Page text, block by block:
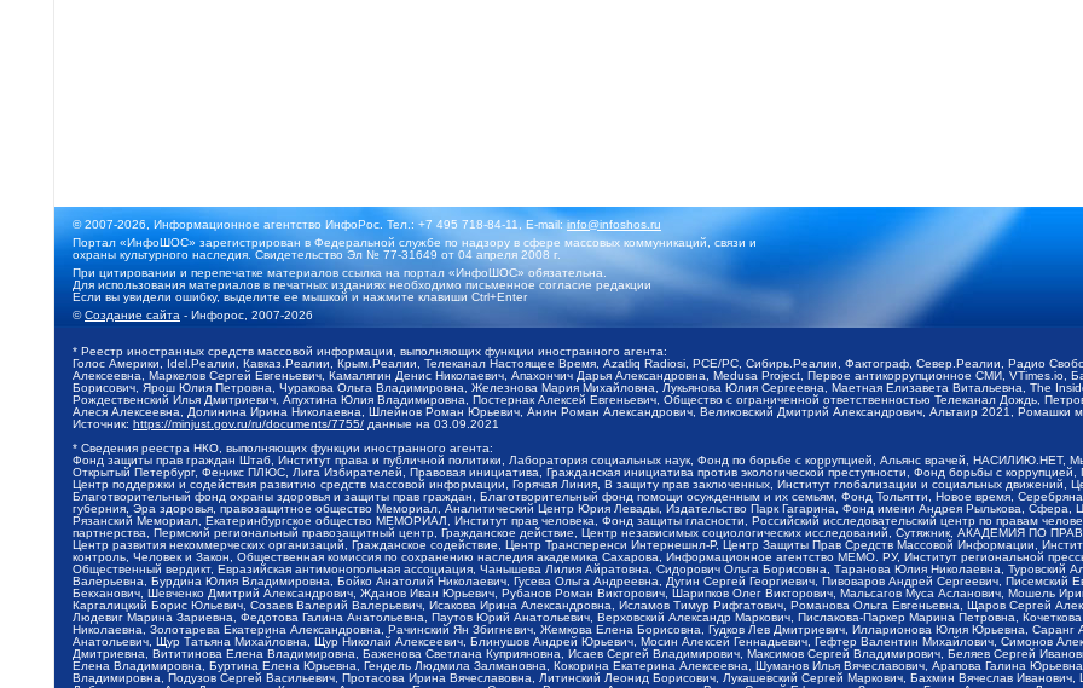
© 2007-2026, Информационное агентство ИнфоРос. Тел.: +7 495 718-84-11, E-mail:info@infoshos.ru
Портал «ИнфоШОС» зарегистрирован в Федеральной службе по надзору в сфере массовых коммуникаций, связи и
охраны культурного наследия. Свидетельство Эл № 77-31649 от 04 апреля 2008 г.
При цитировании и перепечатке материалов ссылка на портал «ИнфоШОС» обязательна.
Для использования материалов в печатных изданиях необходимо письменное согласие редакции
Если вы увидели ошибку, выделите ее мышкой и нажмите клавиши Ctrl+Enter
©Создание сайта - Инфорос, 2007-2026
* Реестр иностранных средств массовой информации, выполняющих функции иностранного агента:
Голос Америки, Idel.Реалии, Кавказ.Реалии, Крым.Реалии, Телеканал Настоящее Время, Azatliq Radiosi, PCE/PC, Сибирь.Реалии, Фактограф, Север.Реалии, Радио
Алексеевна, Маркелов Сергей Евгеньевич, Камалягин Денис Николаевич, Апахончич Дарья Александровна, Medusa Project, Первое антикоррупционное СМИ,
Борисович, Ярош Юлия Петровна, Чуракова Ольга Владимировна, Железнова Мария Михайловна, Лукьянова Юлия Сергеевна, Маетная Елизавета Витальевна, The
Рождественский Илья Дмитриевич, Апухтина Юлия Владимировна, Постернак Алексей Евгеньевич, Общество с ограниченной ответственностью Телеканал Дождь,
Алеся Алексеевна, Долинина Ирина Николаевна, Шлейнов Роман Юрьевич, Анин Роман Александрович, Великовский Дмитрий Александрович, Альтаир 2021, Ромашки
Источник: https://minjust.gov.ru/ru/documents/7755/ данные на 03.09.2021
* Сведения реестра НКО, выполняющих функции иностранного агента:
Фонд защиты прав граждан Штаб, Институт права и публичной политики, Лаборатория социальных наук, Фонд по борьбе с коррупцией, Альянс врачей,
Открытый Петербург, Феникс ПЛЮС, Лига Избирателей, Правовая инициатива, Гражданская инициатива против экологической преступности, Фонд борьбы с
Центр поддержки и содействия развитию средств массовой информации, Горячая Линия, В защиту прав заключенных, Институт глобализации и социальных
Благотворительный фонд охраны здоровья и защиты прав граждан, Благотворительный фонд помощи осужденным и их семьям, Фонд Тольятти, Новое время,
губерния, Эра здоровья, правозащитное общество Мемориал, Аналитический Центр Юрия Левады, Издательство Парк Гагарина, Фонд имени Андрея Рылькова,
Рязанский Мемориал, Екатеринбургское общество МЕМОРИАЛ, Институт прав человека, Фонд защиты гласности, Российский исследовательский центр по правам
партнерства, Пермский региональный правозащитный центр, Гражданское действие, Центр независимых социологических исследований, Сутяжник, АКАДЕМИЯ ПО
Центр развития некоммерческих организаций, Гражданское содействие, Центр Трансперенси Интернешнл-Р, Центр Защиты Прав Средств Массовой Информации,
контроль, Человек и Закон, Общественная комиссия по сохранению наследия академика Сахарова, Информационное агентство МЕМО. РУ, Институт региональной
Общественный вердикт, Евразийская антимонопольная ассоциация, Чанышева Лилия Айратовна, Сидорович Ольга Борисовна, Таранова Юлия Николаевна, Туровский
Валерьевна, Бурдина Юлия Владимировна, Бойко Анатолий Николаевич, Гусева Ольга Андреевна, Дугин Сергей Георгиевич, Пивоваров Андрей Сергеевич, Писемский
Бекханович, Шевченко Дмитрий Александрович, Жданов Иван Юрьевич, Рубанов Роман Викторович, Шарипков Олег Викторович, Мальсагов Муса Асланович, Мошель
Каргалицкий Борис Юльевич, Созаев Валерий Валерьевич, Исакова Ирина Александровна, Исламов Тимур Рифгатович, Романова Ольга Евгеньевна, Щаров Сергей
Людевиг Марина Зариевна, Федотова Галина Анатольевна, Паутов Юрий Анатольевич, Верховский Александр Маркович, Пислакова-Паркер Марина Петровна,
Николаевна, Золотарева Екатерина Александровна, Рачинский Ян Збигневич, Жемкова Елена Борисовна, Гудков Лев Дмитриевич, Илларионова Юлия Юрьевна,
Анатольевич, Щур Татьяна Михайловна, Щур Николай Алексеевич, Блинушов Андрей Юрьевич, Мосин Алексей Геннадьевич, Гефтер Валентин Михайлович, Симонов
Дмитриевна, Вититинова Елена Владимировна, Баженова Светлана Куприяновна, Исаев Сергей Владимирович, Максимов Сергей Владимирович, Беляев Сергей
Елена Владимировна, Буртина Елена Юрьевна, Гендель Людмила Залмановна, Кокорина Екатерина Алексеевна, Шуманов Илья Вячеславович, Арапова Галина
Владимировна, Подузов Сергей Васильевич, Протасова Ирина Вячеславовна, Литинский Леонид Борисович, Лукашевский Сергей Маркович, Бахмин Вячеслав